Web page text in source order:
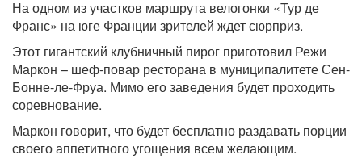
На одном из участков маршрута велогонки «Тур де
Франс» на юге Франции зрителей ждет сюрприз.
Этот гигантский клубничный пирог приготовил Режи
Маркон – шеф-повар ресторана в муниципалитете Сен-
Бонне-ле-Фруа. Мимо его заведения будет проходить
соревнование.
Маркон говорит, что будет бесплатно раздавать порции
своего аппетитного угощения всем желающим.